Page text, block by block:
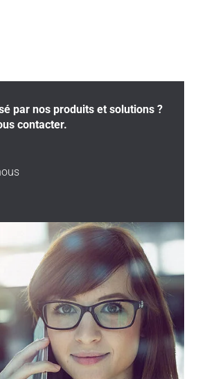
par nos produits et solutions ?
contacter.